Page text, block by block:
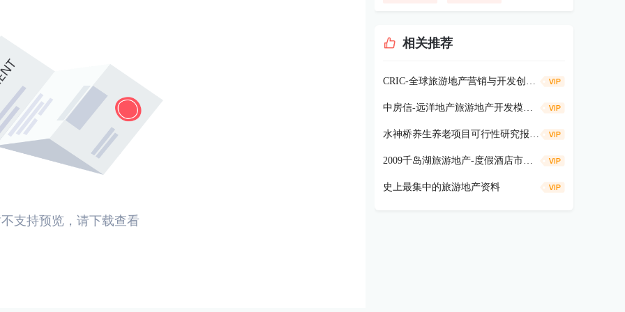
支持预览，请下载查看
相关推荐
CRIC-全球旅游地产营销与开发创新举措探究（旅游地产）62P
中房信-远洋地产旅游地产开发模式专题研究91P
水神桥养生养老项目可行性研究报告246p
2009千岛湖旅游地产-度假酒店市场报告
史上最集中的旅游地产资料